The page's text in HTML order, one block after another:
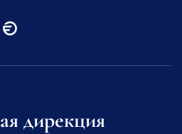
дирекция